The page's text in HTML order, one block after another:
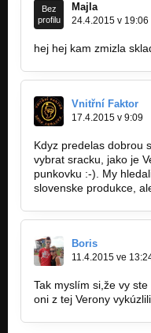
Bez
profilu
Majla
24.4.2015 v 19:06
hej hej kam zmizla
Vnitřní Faktor
17.4.2015 v 9:09
Kdyz predelas dobrou
vybrat sracku, jako je
punkovku :-). My
slovenske produkce,
Boris
11.4.2015 ve
Tak myslím si,že vy
oni z tej Verony